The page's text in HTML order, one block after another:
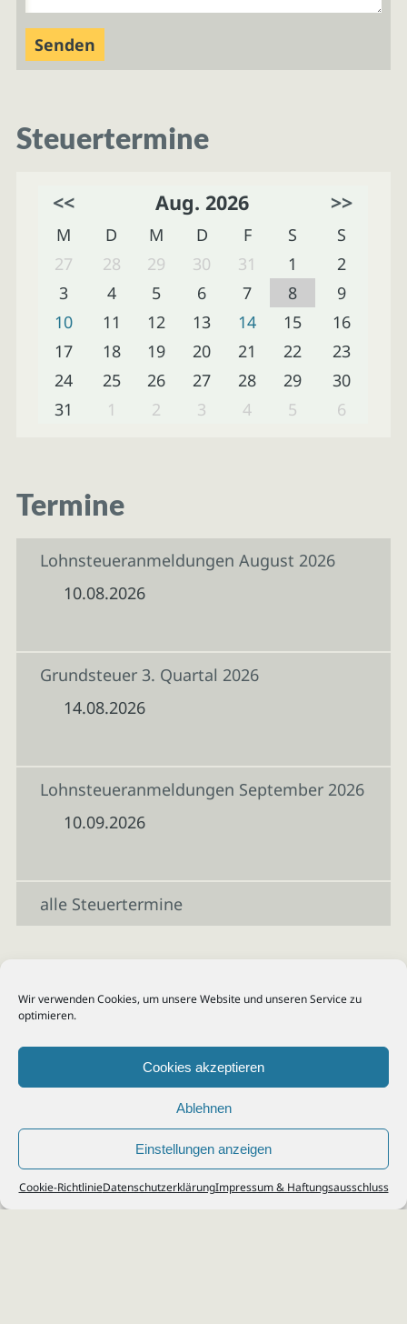
Wir verwenden Cookies, um unsere Website und unseren Service zu
optimieren.
Cookies akzeptieren
Ablehnen
Einstellungen anzeigen
Cookie-RichtlinieDatenschutzerklärungImpressum & Haftungsausschluss
Steuertermine
<< Aug. 2026 >>
M D M D F S
S
27
28 29 30 31 1
2
3
4 5 6 7 8
9
10
11 12 13 14 15
16
17
18 19 20 21 22
23
24
25 26 27 28 29
30
31
1 2 3 4 5 6
Termine
Lohnsteueranmeldungen August 2026
10.08.2026
Grundsteuer 3. Quartal 2026
14.08.2026
Lohnsteueranmeldungen September 2026
10.09.2026
alle Steuertermine
© 2026Steuerberater Kempf, Köln - Steuerberatung Poll, Porz, Deutz, Mülheim,